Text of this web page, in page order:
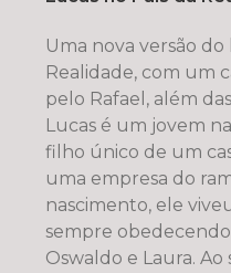
Uma nova versão
Realidade, com um
pelo Rafael, além
Lucas é um jovem
filho único de um
uma empresa do
nascimento, ele
sempre obedecendo
Oswaldo e Laura.